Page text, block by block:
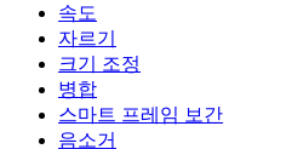
속도
자르기
크기 조정
병합
스마트 프레임 보간
음소거